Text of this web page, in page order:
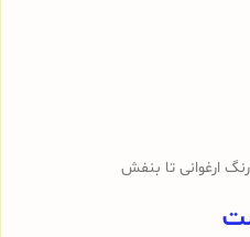
ارغوانی تا بنفش